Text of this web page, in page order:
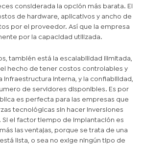
considerada la opción más barata. El
de hardware, aplicativos y ancho de
por el proveedor. Así que la empresa
por la capacidad utilizada.
también está la escalabilidad ilimitada,
hecho de tener costos controlables y
infraestructura interna, y la confiabilidad,
de servidores disponibles. Es por
es perfecta para las empresas que
tecnológicas sin hacer inversiones
Si el factor tiempo de implantación es
las ventajas, porque se trata de una
lista, o sea no exige ningún tipo de